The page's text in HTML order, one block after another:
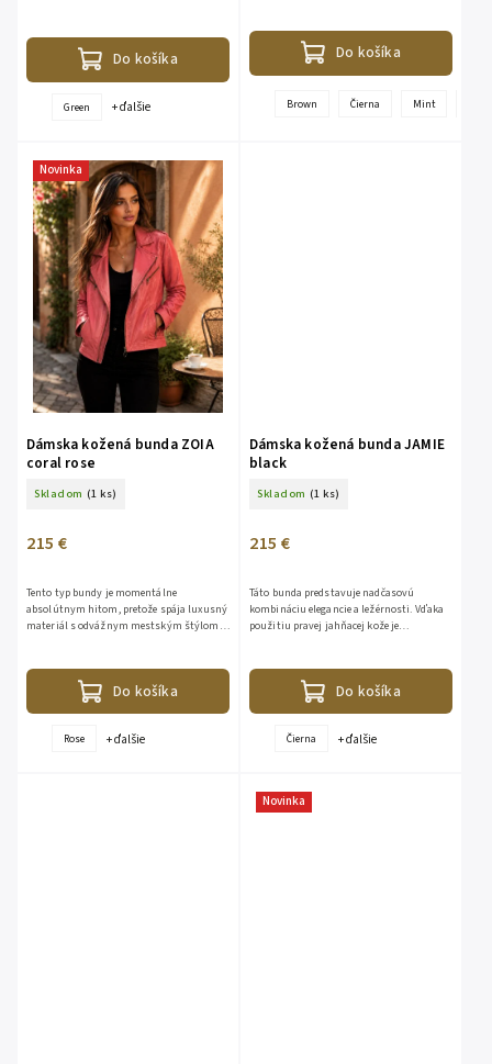
Do košíka
Green + ďalšie
Do košíka
Brown Čierna Mint
Novinka
Dámska kožená bunda ZOIA
coral rose
Skladom (1 ks)
215 €
Do košíka
Tento typ bundy je momentálne
absolútnym hitom, pretože spája luxusný
materiál s odvážnym mestským štýlom.
Rose + ďalšie
Dámska kožená bunda JAMIE
black
Skladom (1 ks)
215 €
Do košíka
Táto bunda predstavuje nadčasovú
kombináciu elegancie a ležérnosti. Vďaka
použitiu pravej jahňacej kože je
Čierna + ďalšie
Novinka